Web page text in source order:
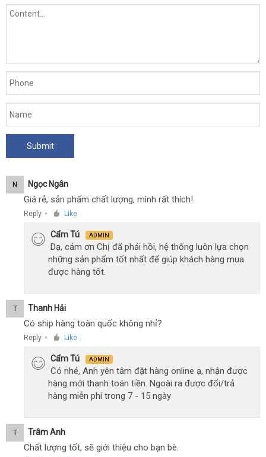
N Ngọc Ngân
Giá rẻ, sản phẩm chất lượng, mình rất thích!
Reply ● Like
Cẩm Tú ADMIN
Dạ, cảm ơn Chị đã phải hồi, hệ thống luôn lựa chọn
những sản phẩm tốt nhất để giúp khách hàng mua
được hàng tốt.
T Thanh Hải
Có ship hàng toàn quốc không nhỉ?
Reply ● Like
Cẩm Tú ADMIN
Có nhé, Anh yên tâm đặt hàng online ạ, nhận được
hàng mới thanh toán tiền. Ngoài ra được đổi/trả
hàng miễn phí trong 7 - 15 ngày
T Trâm Anh
Chất lượng tốt, sẽ giới thiệu cho bạn bè.